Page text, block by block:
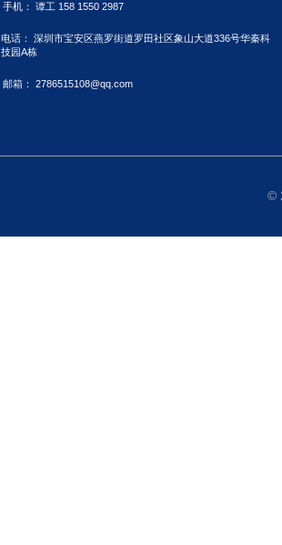
手机： 谭工 158 1550 2987
电话： 深圳市宝安区燕罗街道罗田社区象山大道336号华秦科
技园A栋
邮箱： 2786515108@qq.com
©